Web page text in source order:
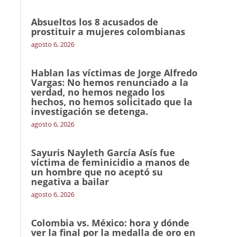
Absueltos los 8 acusados de
prostituir a mujeres colombianas
agosto 6, 2026
Hablan las víctimas de Jorge Alfredo
Vargas: No hemos renunciado a la
verdad, no hemos negado los
hechos, no hemos solicitado que la
investigación se detenga.
agosto 6, 2026
Sayuris Nayleth García Asís fue
víctima de feminicidio a manos de
un hombre que no aceptó su
negativa a bailar
agosto 6, 2026
Colombia vs. México: hora y dónde
ver la final por la medalla de oro en